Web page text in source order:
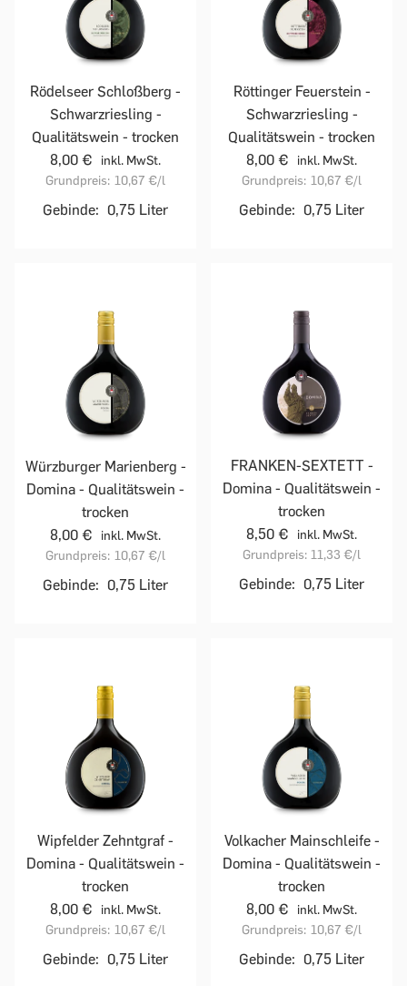
Rödelseer Schloßberg -
Schwarzriesling -
Qualitätswein - trocken
8,00 €
inkl. MwSt.
Grundpreis: 10,67 €/l
Gebinde: 0,75 Liter
Röttinger Feuerstein -
Schwarzriesling -
Qualitätswein - trocken
8,00 €
inkl. MwSt.
Grundpreis: 10,67 €/l
Gebinde: 0,75 Liter
Würzburger Marienberg -
Domina - Qualitätswein -
trocken
8,00 €
inkl. MwSt.
Grundpreis: 10,67 €/l
Gebinde: 0,75 Liter
FRANKEN-SEXTETT -
Domina - Qualitätswein -
trocken
8,50 €
inkl. MwSt.
Grundpreis: 11,33 €/l
Gebinde: 0,75 Liter
Wipfelder Zehntgraf -
Domina - Qualitätswein -
trocken
8,00 €
inkl. MwSt.
Grundpreis: 10,67 €/l
Gebinde: 0,75 Liter
Volkacher Mainschleife -
Domina - Qualitätswein -
trocken
8,00 €
inkl. MwSt.
Grundpreis: 10,67 €/l
Gebinde: 0,75 Liter